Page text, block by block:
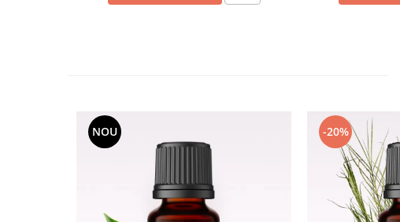
NOU -20%